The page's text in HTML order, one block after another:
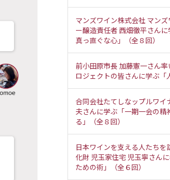
マンズワイン株式会社 マン
ー醸造責任者 西畑徹平さん
真っ直ぐな心」（全８回）
前小田原市長 加藤憲一さん
ロジェクトの皆さんに学ぶ「
合同会社たてしなップルワイ
夫さんに学ぶ「一期一会の精
る」（全８回）
日本ワインを支える人たちを
化財 児玉家住宅 児玉寧さん
ための術」（全６回）